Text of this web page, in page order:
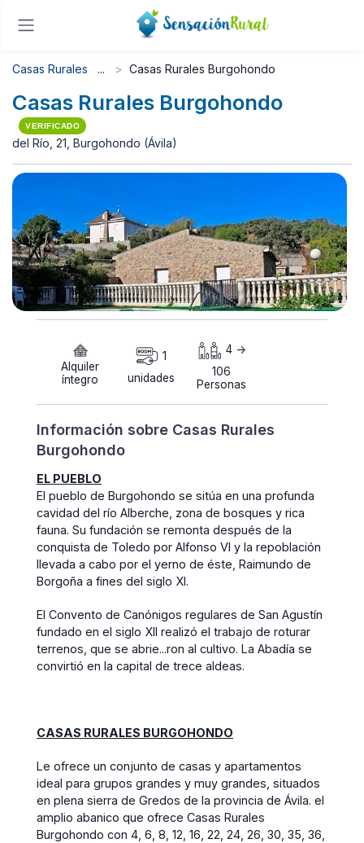
Casas Rurales Casas Rurales Burgohondo
Casas Rurales Burgohondo
VERIFICADO
del Río, 21, Burgohondo (Ávila)
Alquiler
íntegro
1
unidades
4 ->
106
Personas
Información sobre Casas Rurales
Burgohondo
EL PUEBLO
El pueblo de Burgohondo se sitúa en una profunda
cavidad del río Alberche, zona de bosques y rica
fauna. Su fundación se remonta después de la
conquista de Toledo por Alfonso VI y la repoblación
llevada a cabo por el yerno de éste, Raimundo de
Borgoña a fines del siglo XI.
El Convento de Canónigos regulares de San Agustín
fundado en el siglo XII realizó el trabajo de roturar
terrenos, que se abrie...ron al cultivo. La Abadía se
convirtió en la capital de trece aldeas.
CASAS RURALES BURGOHONDO
Le ofrece un conjunto de casas y apartamentos
ideal para grupos grandes y muy grandes, situados
en plena sierra de Gredos de la provincia de Ávila. el
amplio abanico que ofrece Casas Rurales
Burgohondo con 4, 6, 8, 12, 16, 22, 24, 26, 30, 35, 36,